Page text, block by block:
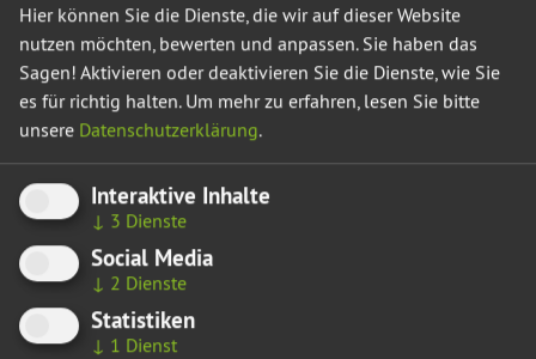
Versorgungssicherheit und Preisstabilität sorgen würde.
Klimaschutz- und Energieminister Armin Willingmann muss
sich durchsetzen und seinen Ankündigungen Taten folgen
lassen. Wir fordern, dass das Förderprogramm 2023 auf 10
Millionen Euro erhöht wird.“
Hier gelangen Sie zurück zur Übersicht
Hier können Sie die Dienste, die wir auf dieser Website
nutzen möchten, bewerten und anpassen. Sie haben das
Sagen! Aktivieren oder deaktivieren Sie die Dienste, wie Sie
es für richtig halten. Um mehr zu erfahren, lesen Sie bitte
unsere Datenschutzerklärung.
Interaktive Inhalte
↓ 3 Dienste
Social Media
↓ 2 Dienste
Statistiken
↓ 1 Dienst